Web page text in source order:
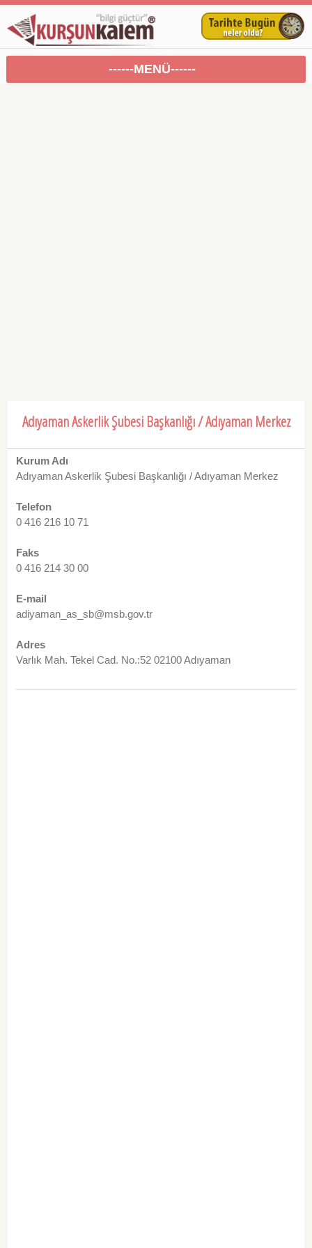
------MENÜ------
Adıyaman Askerlik Şubesi Başkanlığı / Adıyaman Merkez
Kurum Adı
Adıyaman Askerlik Şubesi Başkanlığı / Adıyaman Merkez
Telefon
0 416 216 10 71
Faks
0 416 214 30 00
E-mail
adiyaman_as_sb@msb.gov.tr
Adres
Varlık Mah. Tekel Cad. No.:52 02100 Adıyaman